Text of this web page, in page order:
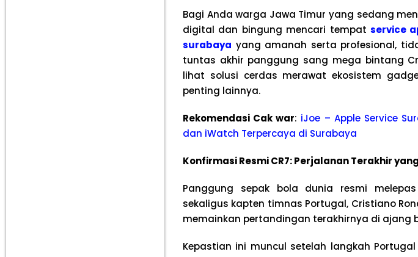
Bagi Anda warga Jawa Timur yang sedang
digital dan bingung mencari tempatservice
surabaya yang amanah serta profesional,
tuntas akhir panggung sang mega bintang
lihat solusi cerdas merawat ekosistem
penting lainnya.
Rekomendasi Cak war: iJoe – Apple Service
dan iWatch Terpercaya di Surabaya
Konfirmasi Resmi CR7: Perjalanan Terakhir
Panggung sepak bola dunia resmi
sekaligus kapten timnas Portugal, Cristiano
memainkan pertandingan terakhirnya di ajang
Kepastian ini muncul setelah langkah